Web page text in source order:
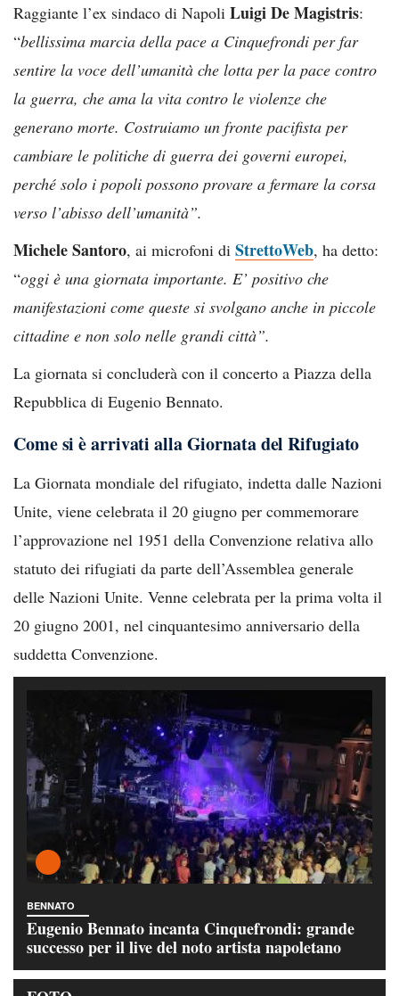
Raggiante l’ex sindaco di Napoli Luigi De Magistris:
“bellissima marcia della pace a Cinquefrondi per far
sentire la voce dell’umanità che lotta per la pace contro
la guerra, che ama la vita contro le violenze che
generano morte. Costruiamo un fronte pacifista per
cambiare le politiche di guerra dei governi europei,
perché solo i popoli possono provare a fermare la corsa
verso l’abisso dell’umanità”.
Michele Santoro, ai microfoni di StrettoWeb, ha detto:
“oggi è una giornata importante. E’ positivo che
manifestazioni come queste si svolgano anche in piccole
cittadine e non solo nelle grandi città”.
La giornata si concluderà con il concerto a Piazza della
Repubblica di Eugenio Bennato.
Come si è arrivati alla Giornata del Rifugiato
La Giornata mondiale del rifugiato, indetta dalle Nazioni
Unite, viene celebrata il 20 giugno per commemorare
l’approvazione nel 1951 della Convenzione relativa allo
statuto dei rifugiati da parte dell’Assemblea generale
delle Nazioni Unite. Venne celebrata per la prima volta il
20 giugno 2001, nel cinquantesimo anniversario della
suddetta Convenzione.
BENNATO
Eugenio Bennato incanta Cinquefrondi: grande
successo per il live del noto artista napoletano